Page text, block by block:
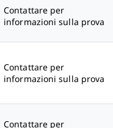
Contattare per
informazioni sulla prova
Contattare per
informazioni sulla prova
Contattare per